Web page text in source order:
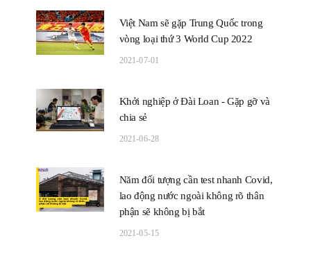
Việt Nam sẽ gặp Trung Quốc trong
vòng loại thứ 3 World Cup 2022
2021-07-01
Khởi nghiệp ở Đài Loan - Gặp gỡ và
chia sẻ
2021-06-28
Năm đối tượng cần test nhanh Covid,
lao động nước ngoài không rõ thân
phận sẽ không bị bắt
2021-05-15